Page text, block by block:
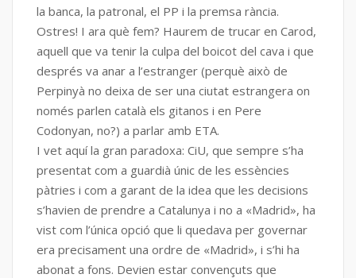
la banca, la patronal, el PP i la premsa rància.
Ostres! I ara què fem? Haurem de trucar en Carod,
aquell que va tenir la culpa del boicot del cava i que
després va anar a l’estranger (perquè això de
Perpinyà no deixa de ser una ciutat estrangera on
només parlen català els gitanos i en Pere
Codonyan, no?) a parlar amb ETA.
I vet aquí la gran paradoxa: CiU, que sempre s’ha
presentat com a guardià únic de les essències
pàtries i com a garant de la idea que les decisions
s’havien de prendre a Catalunya i no a «Madrid», ha
vist com l’única opció que li quedava per governar
era precisament una ordre de «Madrid», i s’hi ha
abonat a fons. Devien estar convençuts que